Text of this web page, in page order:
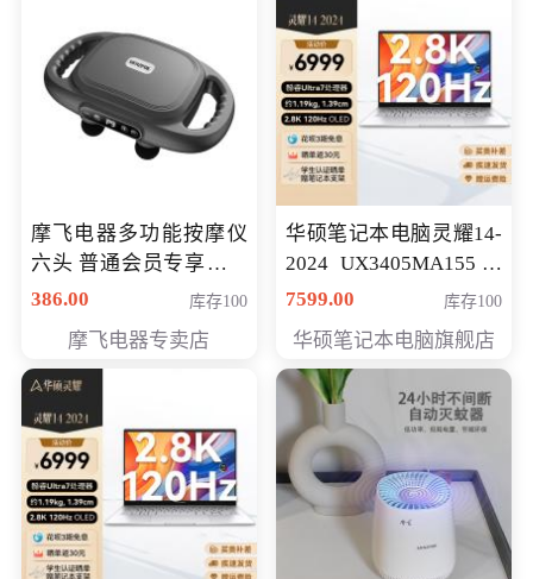
摩飞电器多功能按摩仪
六头 普通会员专享价格
199元
386.00 库存100
摩飞电器专卖店
华硕笔记本电脑灵耀14-
2024 UX3405MA155冰
川银 oled 智慧轻薄本 会
7599.00 库存100
华硕笔记本电脑旗舰店